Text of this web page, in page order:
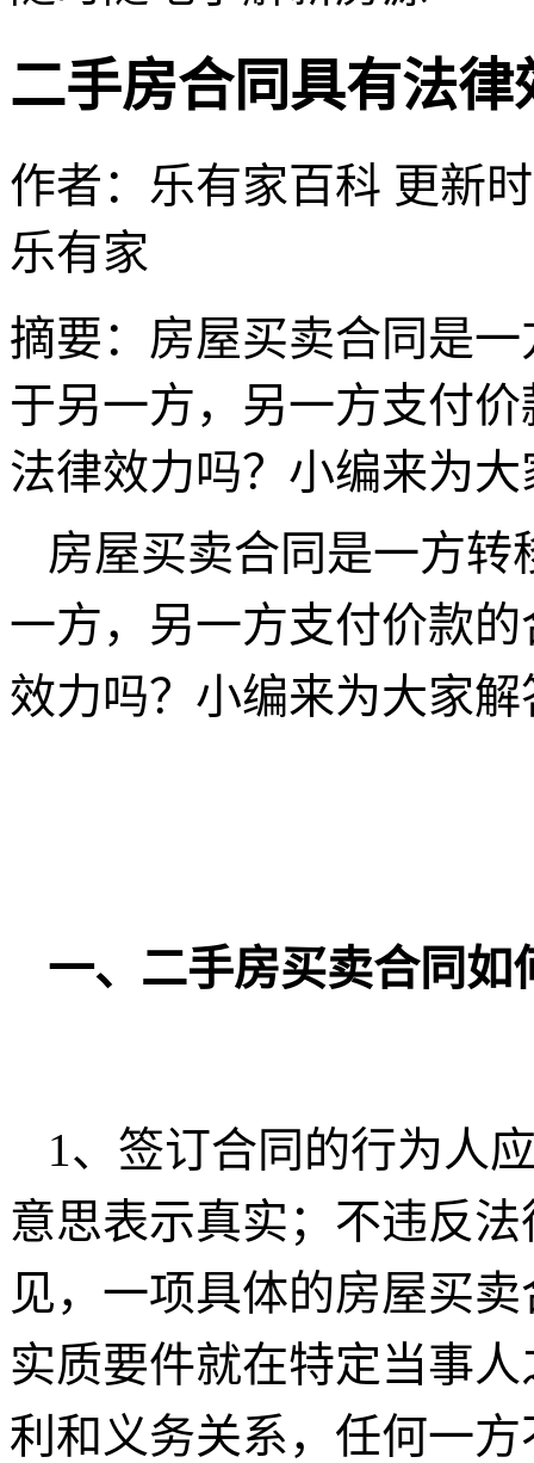
二手房合同具有法律
作者：乐有家百科 更新
乐有家
摘要： 房屋买卖合同是
于另一方，另一方支付
法律效力吗？小编来为
房屋买卖合同是一方
一方，另一方支付价款
效力吗？小编来为大家
一、二手房买卖合同如
1、签订合同的行为人
意思表示真实；不违反
见，一项具体的房屋买
实质要件就在特定当事
利和义务关系，任何一